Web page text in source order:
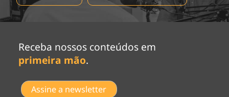
Receba nossos conteúdos em
primeira mão.
Assine a newsletter